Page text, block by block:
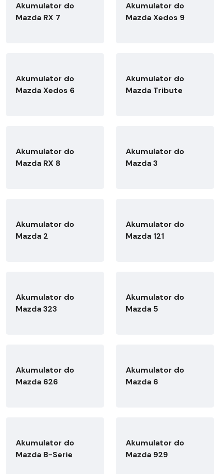
Akumulator do
Mazda RX 7
Akumulator do
Mazda Xedos 9
Akumulator do
Mazda Xedos 6
Akumulator do
Mazda Tribute
Akumulator do
Mazda RX 8
Akumulator do
Mazda 3
Akumulator do
Mazda 2
Akumulator do
Mazda 121
Akumulator do
Mazda 323
Akumulator do
Mazda 5
Akumulator do
Mazda 626
Akumulator do
Mazda 6
Akumulator do
Mazda B-Serie
Akumulator do
Mazda 929